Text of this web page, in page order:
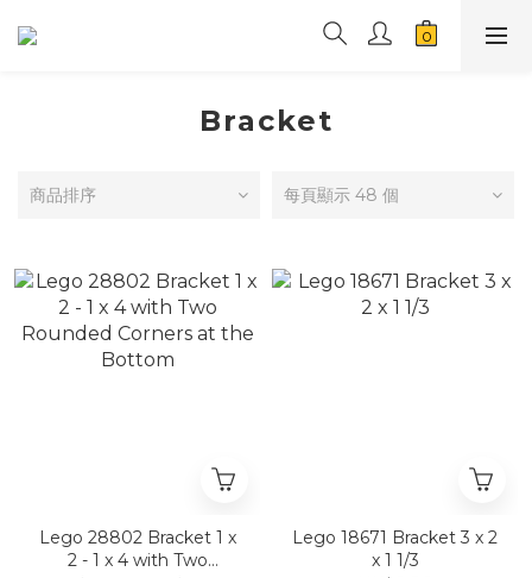
Bracket
商品排序 每頁顯示 48 個
Lego 28802 Bracket 1 x
2 - 1 x 4 with Two
Lego 18671 Bracket 3 x 2
x 1 1/3